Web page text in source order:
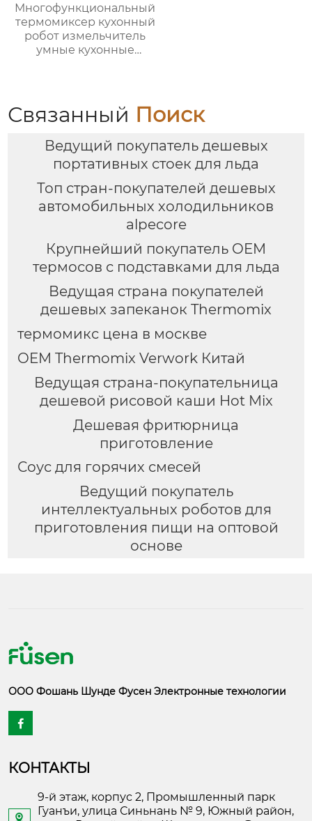
Многофункциональный
термомиксер кухонный
робот измельчитель
умные кухонные
мясорубкой и Wi-Fi
Связанный Поиск
Ведущий покупатель дешевых
портативных стоек для льда
Топ стран-покупателей дешевых
автомобильных холодильников
alpecore
Крупнейший покупатель OEM
термосов с подставками для льда
Ведущая страна покупателей
дешевых запеканок Thermomix
термомикс цена в москве
OEM Thermomix Verwork Китай
Ведущая страна-покупательница
дешевой рисовой каши Hot Mix
Дешевая фритюрница
приготовление
Соус для горячих смесей
Ведущий покупатель
интеллектуальных роботов для
приготовления пищи на оптовой
основе
ООО Фошань Шунде Фусен Электронные технологии

КОНТАКТЫ

9-й этаж, корпус 2, Промышленный парк
Гуанъи, улица Синьнань № 9, Южный район,